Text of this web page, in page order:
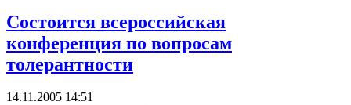
Состоится всероссийская
конференция по вопросам
толерантности
14.11.2005 14:51